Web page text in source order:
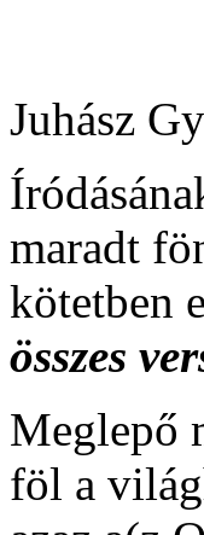
Juhász
maradt
kötetben
összes
Meglepő
föl a